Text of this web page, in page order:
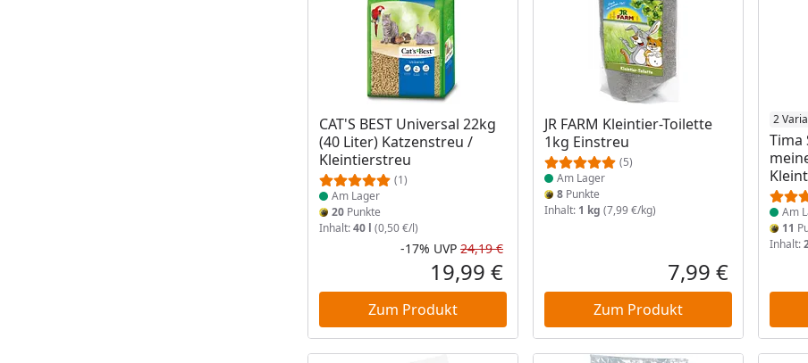
CAT'S BEST Universal 22kg
(40 Liter) Katzenstreu /
Kleintierstreu
(1)
Produkt am Lager
Am Lager
20 Punkte
Inhalt:40 l (0,50 €/l)
Rabatt in Prozent
-17%
Ursprünglicher Preis
UVP 24,19 €
Aktueller Preis
19,99 €
Zum Produkt
JR FARM Kleintier-Toilette
1kg Einstreu
(5)
Produkt am Lager
Am Lager
8 Punkte
Inhalt: 1 kg (7,99 €/kg)
Aktueller
7,99 €
Zum Produkt
2
Tima
Am
11
Inhalt: